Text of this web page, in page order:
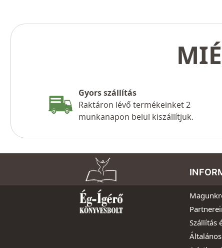
Gyors szállítás
Raktáron lévő termékeinket 2
munkanapon belül kiszállítjuk.
Szállítás